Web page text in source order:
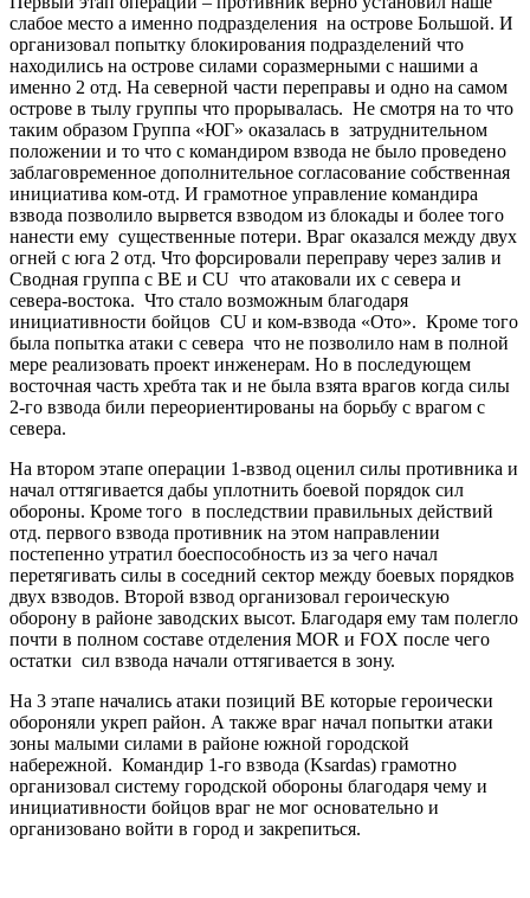
слабое место а именно подразделения на острове Большой. И
организовал попытку блокирования подразделений что
находились на острове силами соразмерными с нашими а
именно 2 отд. На северной части переправы и одно на самом
острове в тылу группы что прорывалась. Не смотря на то что
таким образом Группа «ЮГ» оказалась в затруднительном
положении и то что с командиром взвода не было проведено
заблаговременное дополнительное согласование собственная
инициатива ком-отд. И грамотное управление командира
взвода позволило вырвется взводом из блокады и более того
нанести ему существенные потери. Враг оказался между двух
огней с юга 2 отд. Что форсировали переправу через залив и
Сводная группа с BE и CU что атаковали их с севера и
севера-востока. Что стало возможным благодаря
инициативности бойцов CU и ком-взвода «Ото». Кроме того
была попытка атаки с севера что не позволило нам в полной
мере реализовать проект инженерам. Но в последующем
восточная часть хребта так и не была взята врагов когда силы
2-го взвода били переориентированы на борьбу с врагом с
севера.
На втором этапе операции 1-взвод оценил силы противника и
начал оттягивается дабы уплотнить боевой порядок сил
обороны. Кроме того в последствии правильных действий
отд. первого взвода противник на этом направлении
постепенно утратил боеспособность из за чего начал
перетягивать силы в соседний сектор между боевых порядков
двух взводов. Второй взвод организовал героическую
оборону в районе заводских высот. Благодаря ему там полегло
почти в полном составе отделения MOR и FOX после чего
остатки сил взвода начали оттягивается в зону.
На 3 этапе начались атаки позиций BE которые героически
обороняли укреп район. А также враг начал попытки атаки
зоны малыми силами в районе южной городской
набережной. Командир 1-го взвода (Ksardas) грамотно
организовал систему городской обороны благодаря чему и
инициативности бойцов враг не мог основательно и
организовано войти в город и закрепиться.